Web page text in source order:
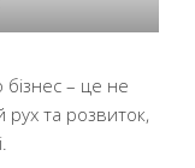
– це не
та розвиток,